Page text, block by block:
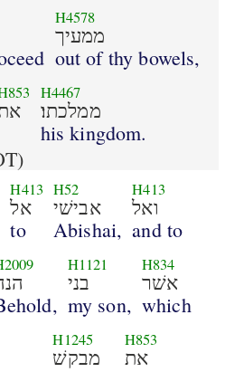
H4578
ממעיך
out of thy bowels,
H4467
ממלכתו׃
his kingdom.
H413
אל
to
H52
אבישׁי
Abishai,
H413
ואל
and to
H1121
בני
my son,
H834
אשׁר
which
H1245
מבקשׁ
H853
את